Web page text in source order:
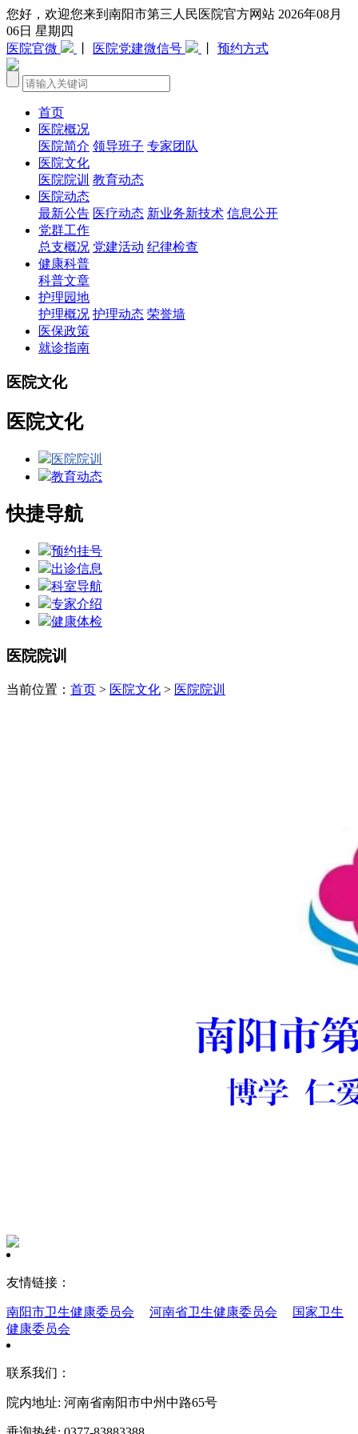
您好，欢迎您来到南阳市第三人民医院官方网站 2026年08月
06日 星期四
医院官微
医院党建微信号 预约方式
首页
医院概况
医院简介 领导班子 专家团队
医院文化
医院院训 教育动态
医院动态
最新公告 医疗动态 新业务新技术 信息公开
党群工作
总支概况 党建活动 纪律检查
健康科普
科普文章
护理园地
护理概况 护理动态 荣誉墙
医保政策
就诊指南
医院文化
医院文化
医院院训
教育动态
快捷导航
预约挂号
出诊信息
科室导航
专家介绍
健康体检
医院院训
当前位置： 首页 > 医院文化 > 医院院训
友情链接：
南阳市卫生健康委员会 河南省卫生健康委员会
国家卫生
健康委员会
联系我们：
院内地址: 河南省南阳市中州中路65号